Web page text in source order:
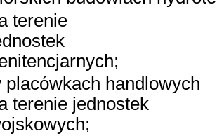
terenie
placówkach handlowych
terenie jednostek